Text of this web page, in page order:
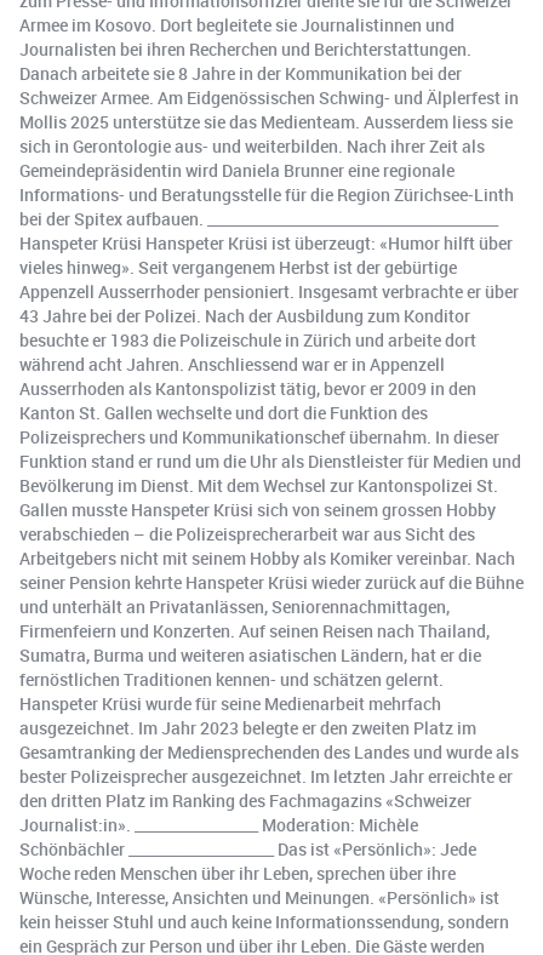
Armee im Kosovo. Dort begleitete sie Journalistinnen und
Journalisten bei ihren Recherchen und Berichterstattungen.
Danach arbeitete sie 8 Jahre in der Kommunikation bei der
Schweizer Armee. Am Eidgenössischen Schwing- und Älplerfest in
Mollis 2025 unterstütze sie das Medienteam. Ausserdem liess sie
sich in Gerontologie aus- und weiterbilden. Nach ihrer Zeit als
Gemeindepräsidentin wird Daniela Brunner eine regionale
Informations- und Beratungsstelle für die Region Zürichsee-Linth
bei der Spitex aufbauen. ________________________________________
Hanspeter Krüsi Hanspeter Krüsi ist überzeugt: «Humor hilft über
vieles hinweg». Seit vergangenem Herbst ist der gebürtige
Appenzell Ausserrhoder pensioniert. Insgesamt verbrachte er über
43 Jahre bei der Polizei. Nach der Ausbildung zum Konditor
besuchte er 1983 die Polizeischule in Zürich und arbeite dort
während acht Jahren. Anschliessend war er in Appenzell
Ausserrhoden als Kantonspolizist tätig, bevor er 2009 in den
Kanton St. Gallen wechselte und dort die Funktion des
Polizeisprechers und Kommunikationschef übernahm. In dieser
Funktion stand er rund um die Uhr als Dienstleister für Medien und
Bevölkerung im Dienst. Mit dem Wechsel zur Kantonspolizei St.
Gallen musste Hanspeter Krüsi sich von seinem grossen Hobby
verabschieden – die Polizeisprecherarbeit war aus Sicht des
Arbeitgebers nicht mit seinem Hobby als Komiker vereinbar. Nach
seiner Pension kehrte Hanspeter Krüsi wieder zurück auf die Bühne
und unterhält an Privatanlässen, Seniorennachmittagen,
Firmenfeiern und Konzerten. Auf seinen Reisen nach Thailand,
Sumatra, Burma und weiteren asiatischen Ländern, hat er die
fernöstlichen Traditionen kennen- und schätzen gelernt.
Hanspeter Krüsi wurde für seine Medienarbeit mehrfach
ausgezeichnet. Im Jahr 2023 belegte er den zweiten Platz im
Gesamtranking der Mediensprechenden des Landes und wurde als
bester Polizeisprecher ausgezeichnet. Im letzten Jahr erreichte er
den dritten Platz im Ranking des Fachmagazins «Schweizer
Journalist:in». _________________ Moderation: Michèle
Schönbächler ____________________ Das ist «Persönlich»: Jede
Woche reden Menschen über ihr Leben, sprechen über ihre
Wünsche, Interesse, Ansichten und Meinungen. «Persönlich» ist
kein heisser Stuhl und auch keine Informationssendung, sondern
ein Gespräch zur Person und über ihr Leben. Die Gäste werden